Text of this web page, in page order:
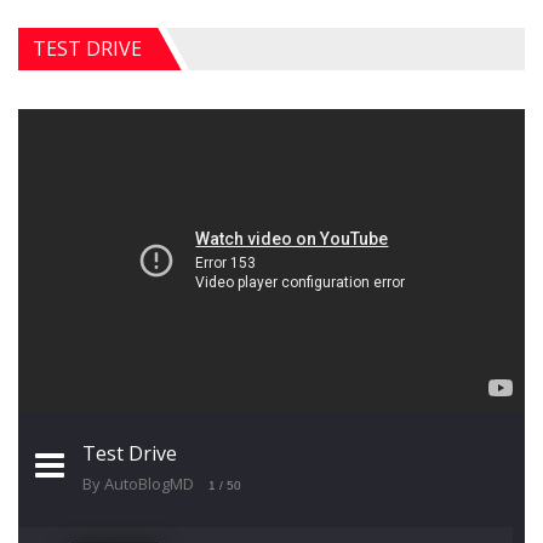
TEST DRIVE
Test Drive
By AutoBlogMD 1 / 50